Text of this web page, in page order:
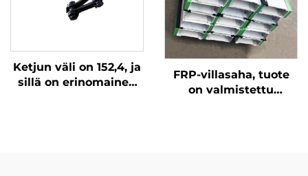
Ketjun väli on 152,4, ja
sillä on erinomainen
FRP-villasaha, tuote
on valmistettu